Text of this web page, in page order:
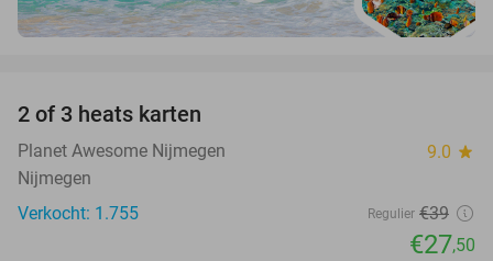
2 of 3 heats karten
Planet Awesome Nijmegen 9.0 star
Nijmegen
Verkocht: 1.755
Regulier €39
€27,50